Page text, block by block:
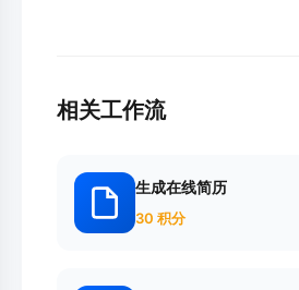
相关工作流
生成在线简历
30 积分